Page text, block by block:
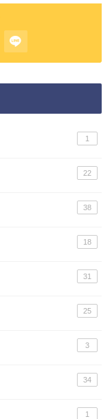
1
22
38
18
31
25
3
34
1